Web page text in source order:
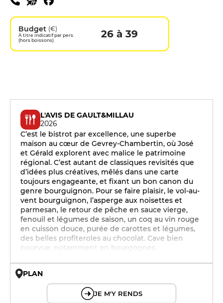
Budget (€)
A titre indicatif par pers.
(hors boissons)
26 à 39
L'AVIS DE GAULT&MILLAU
2026
C’est le bistrot par excellence, une superbe
maison au cœur de Gevrey-Chambertin, où José
et Gérald explorent avec malice le patrimoine
régional. C’est autant de classiques revisités que
d’idées plus créatives, mêlés dans une carte
toujours engageante, et fixant un bon canon du
genre bourguignon. Pour se faire plaisir, le vol-au-
vent bourguignon, l’asperge aux noisettes et
parmesan, le retour de pêche en sauce vierge,
fenouil et légumes de saison, un coq au vin rouge
en cuisson douce, purée de carottes et légumes,
des belles profiteroles au chocolat. Cave bien
pourvue, notamment en bourgognes.
PLAN
JE M'Y RENDS